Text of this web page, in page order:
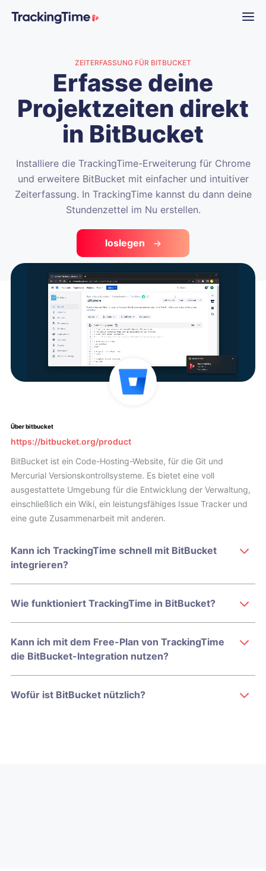
ZEITERFASSUNG FÜR BITBUCKET
Erfasse deine
Projektzeiten direkt
in BitBucket
Installiere die TrackingTime-Erweiterung für Chrome
und erweitere BitBucket mit einfacher und intuitiver
Zeiterfassung. In TrackingTime kannst du dann deine
Stundenzettel im Nu erstellen.
loslegen
Über bitbucket
https://bitbucket.org/product
BitBucket ist ein Code-Hosting-Website, für die Git und
Mercurial Versionskontrollsysteme. Es bietet eine voll
ausgestattete Umgebung für die Entwicklung der Verwaltung,
einschließlich ein Wiki, ein leistungsfähiges Issue Tracker und
eine gute Zusammenarbeit mit anderen.
Kann ich TrackingTime schnell mit BitBucket
integrieren?
Wie funktioniert TrackingTime in BitBucket?
Kann ich mit dem Free-Plan von TrackingTime
die BitBucket-Integration nutzen?
Wofür ist BitBucket nützlich?